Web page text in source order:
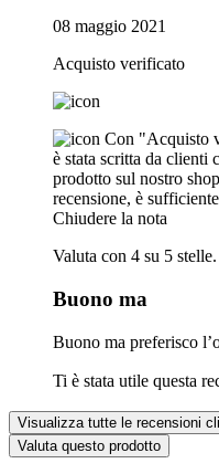
08 maggio 2021
Acquisto verificato
Con "Acquisto
è stata scritta da clienti
prodotto sul nostro
recensione, è
Chiudere la nota
Valuta con 4 su 5 stelle.
Buono ma
Buono ma preferisco
Ti è stata utile questa
Visualizza tutte le recensioni
Valuta questo prodotto